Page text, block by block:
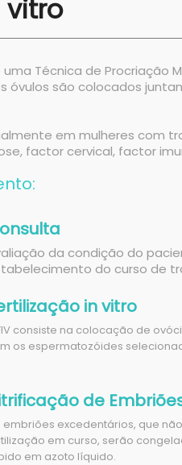
vitro
uma Técnica de
óvulos são colocados
em mulheres
factor cervical, factor
da condição do
do curso de
in vitro
consiste na colocação de
os espermatozóides
de
embriões excedentários, que
em curso, serão
em azoto líquido.